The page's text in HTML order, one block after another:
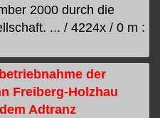
2000 durch die
... / 4224x / 0 m :
der
Freiberg-Holzhau
Adtranz